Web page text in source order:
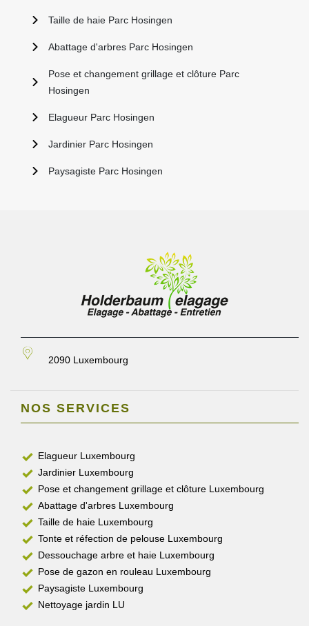
Taille de haie Parc Hosingen
Abattage d'arbres Parc Hosingen
Pose et changement grillage et clôture Parc
Hosingen
Elagueur Parc Hosingen
Jardinier Parc Hosingen
Paysagiste Parc Hosingen
2090 Luxembourg
NOS SERVICES
Elagueur Luxembourg
Jardinier Luxembourg
Pose et changement grillage et clôture Luxembourg
Abattage d'arbres Luxembourg
Taille de haie Luxembourg
Tonte et réfection de pelouse Luxembourg
Dessouchage arbre et haie Luxembourg
Pose de gazon en rouleau Luxembourg
Paysagiste Luxembourg
Nettoyage jardin LU